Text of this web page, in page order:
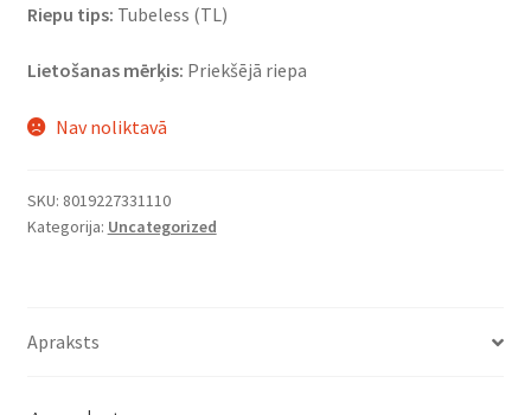
Riepu tips: Tubeless (TL)
Lietošanas mērķis: Priekšējā riepa
Nav noliktavā
SKU: 8019227331110
Kategorija: Uncategorized
Apraksts